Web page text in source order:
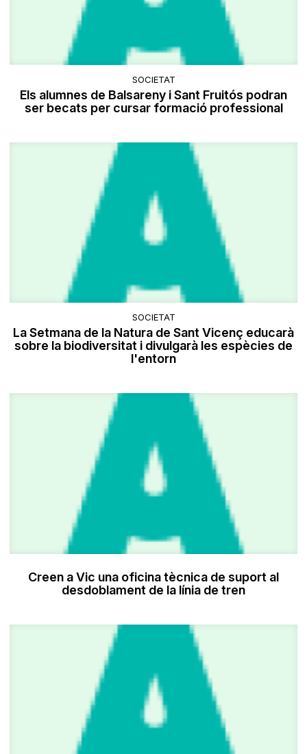
SOCIETAT
Els alumnes de Balsareny i Sant Fruitós podran
ser becats per cursar formació professional
SOCIETAT
La Setmana de la Natura de Sant Vicenç educarà
sobre la biodiversitat i divulgarà les espècies de
l'entorn
Creen a Vic una oficina tècnica de suport al
desdoblament de la línia de tren